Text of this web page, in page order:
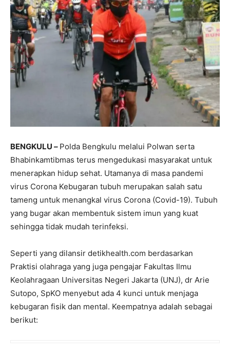
BENGKULU – Polda Bengkulu melalui Polwan serta
Bhabinkamtibmas terus mengedukasi masyarakat untuk
menerapkan hidup sehat. Utamanya di masa pandemi
virus Corona Kebugaran tubuh merupakan salah satu
tameng untuk menangkal virus Corona (Covid-19). Tubuh
yang bugar akan membentuk sistem imun yang kuat
sehingga tidak mudah terinfeksi.
Seperti yang dilansir detikhealth.com berdasarkan
Praktisi olahraga yang juga pengajar Fakultas Ilmu
Keolahragaan Universitas Negeri Jakarta (UNJ), dr Arie
Sutopo, SpKO menyebut ada 4 kunci untuk menjaga
kebugaran fisik dan mental. Keempatnya adalah sebagai
berikut: